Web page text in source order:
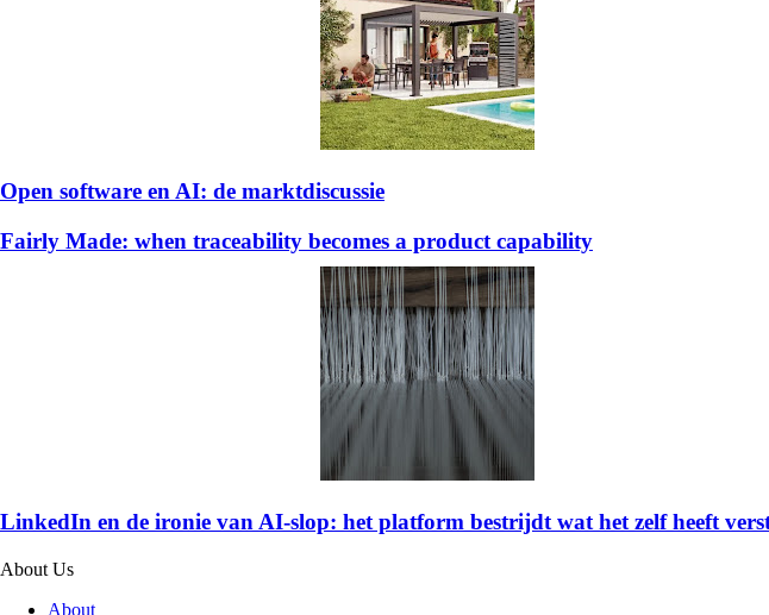
Open software en AI: de marktdiscussie
Fairly Made: when traceability becomes a product capability
LinkedIn en de ironie van AI-slop: het platform bestrijdt wat het zelf heeft
About Us
About